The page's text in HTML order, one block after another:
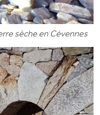
sèche en Cévennes